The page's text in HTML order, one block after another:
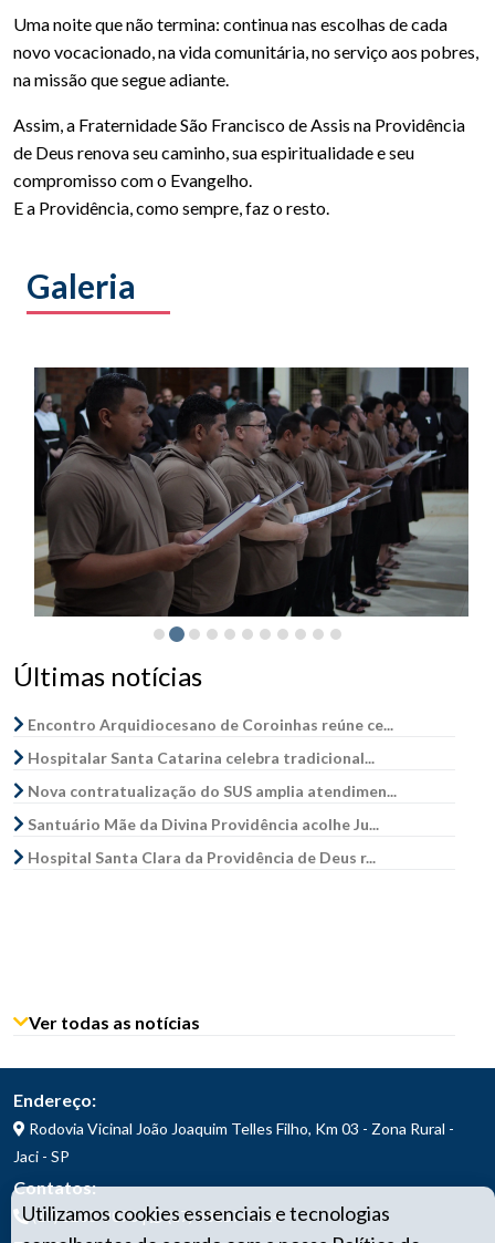
Últimas notícias
Encontro Arquidiocesano de Coroinhas reúne ce...
Hospitalar Santa Catarina celebra tradicional...
Nova contratualização do SUS amplia atendimen...
Santuário Mãe da Divina Providência acolhe Ju...
Hospital Santa Clara da Providência de Deus r...
Ver todas as notícias
Uma noite que não termina: continua nas escolhas de cada
novo vocacionado, na vida comunitária, no serviço aos pobres,
na missão que segue adiante.
Assim, a Fraternidade São Francisco de Assis na Providência
de Deus renova seu caminho, sua espiritualidade e seu
compromisso com o Evangelho.
E a Providência, como sempre, faz o resto.
Galeria
Endereço:
Rodovia Vicinal João Joaquim Telles Filho, Km 03 - Zona Rural -
Jaci - SP
Contatos:
(17) 3283-9070| (17) 98157-1414
Utilizamos cookies essenciais e tecnologias